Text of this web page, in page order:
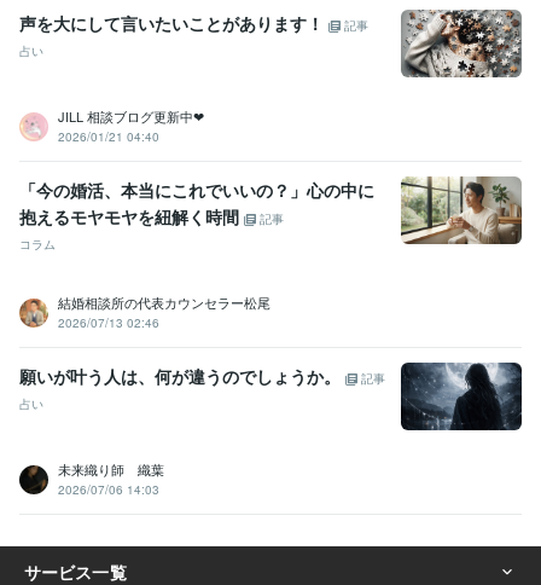
声を大にして言いたいことがあります！
記事
占い
JILL 相談ブログ更新中❤︎
2026/01/21 04:40
「今の婚活、本当にこれでいいの？」心の中に
抱えるモヤモヤを紐解く時間
記事
コラム
結婚相談所の代表カウンセラー松尾
2026/07/13 02:46
願いが叶う人は、何が違うのでしょうか。
記事
占い
未来織り師 織葉
2026/07/06 14:03